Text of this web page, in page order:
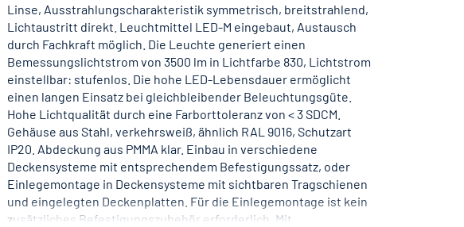
Linse, Ausstrahlungscharakteristik symmetrisch, breitstrahlend,
Lichtaustritt direkt. Leuchtmittel LED-M eingebaut, Austausch
durch Fachkraft möglich. Die Leuchte generiert einen
Bemessungslichtstrom von 3500 lm in Lichtfarbe 830, Lichtstrom
einstellbar: stufenlos. Die hohe LED-Lebensdauer ermöglicht
einen langen Einsatz bei gleichbleibender Beleuchtungsgüte.
Hohe Lichtqualität durch eine Farborttoleranz von < 3 SDCM.
Gehäuse aus Stahl, verkehrsweiß, ähnlich RAL 9016, Schutzart
IP20. Abdeckung aus PMMA klar. Einbau in verschiedene
Deckensysteme mit entsprechendem Befestigungssatz, oder
Einlegemontage in Deckensysteme mit sichtbaren Tragschienen
und eingelegten Deckenplatten. Für die Einlegemontage ist kein
zusätzliches Befestigungszubehör erforderlich. Mit